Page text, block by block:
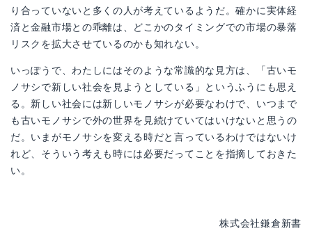
り合っていないと多くの人が考えているようだ。確かに実体経
済と金融市場との乖離は、どこかのタイミングでの市場の暴落
リスクを拡大させているのかも知れない。
いっぽうで、わたしにはそのような常識的な見方は、「古いモ
ノサシで新しい社会を見ようとしている」というふうにも思え
る。新しい社会には新しいモノサシが必要なわけで、いつまで
も古いモノサシで外の世界を見続けていてはいけないと思うの
だ。いまがモノサシを変える時だと言っているわけではないけ
れど、そういう考えも時には必要だってことを指摘しておきた
い。
株式会社鎌倉新書